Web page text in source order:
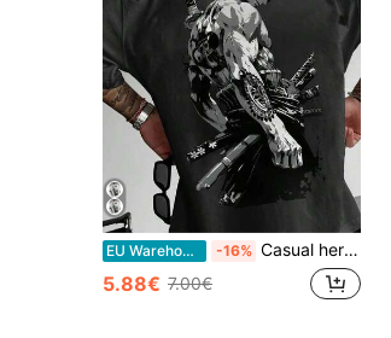
EU Warehouse -16% Casual heren T-shirt met korte mouwen voor de zomer, Samurai zwaard print, ademend, regular fit, ronde hals
5.88€ 7.00€